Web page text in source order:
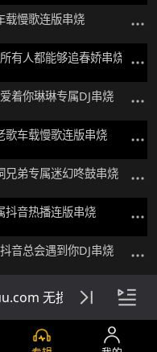
载慢歌连版串烧
有人都能够追春娇串烧
着你琳琳专属DJ串烧
歌车载慢歌连版串烧
弟专属迷幻咚鼓串烧
抖音热播连版串烧
音总会遇到你DJ串烧
无损高音质DJ舞曲